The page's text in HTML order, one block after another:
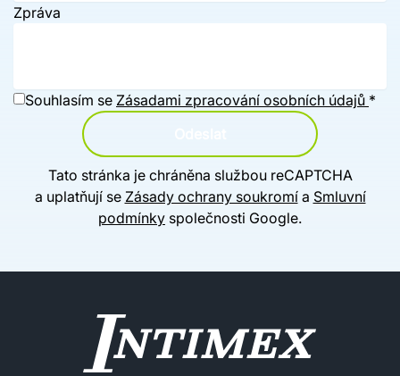
Zpráva
Souhlasím se Zásadami zpracování osobních údajů *
Tato stránka je chráněna službou reCAPTCHA
a uplatňují se Zásady ochrany soukromía Smluvní
podmínky společnosti Google.